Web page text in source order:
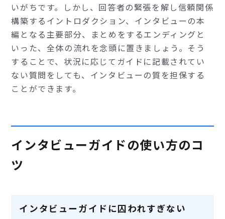
いがちです。しかし、回答者の緊張を解し信頼関係
構築するイントロダクション、インタビューの本
編となる主要部分、まとめをするエンディングと
いった、全体の流れを念頭に置きましょう。そう
することで、状況に応じてガイドに記載されてい
ない質問をしても、インタビューの質を担保する
ことができます。
インタビューガイドの使い方のコ
ツ
インタビューガイドに囚われすぎない